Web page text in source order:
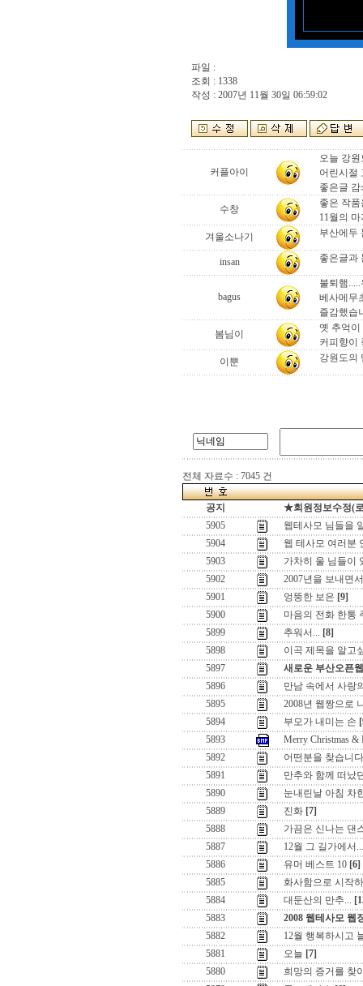
파일 :
조회 : 1338
작성 : 2007년 11월 30일 06:59:02
커플아이
오늘 강
어린시절
좋은글 감
수창
좋은 작
11월의
겨울소나기
부산에두
insan 좋은글과
bagus
불퇴햄
베사메무
즐감했습
봄님이
옛 추억이
커피향이
이뿐
강원도의
전체 자료수 : 7045 건
공지
★회원정보수정(
5905
웹테사모 님들을
5904
웹 테사모 여러분
5903
가차히 울 님들이
5902
2007년을 보내면
5901
엉뚱한 보은 [9]
5900
마음의 전화 한통
5899
추워서... [8]
5898
이곡 제목을 알고
5897
새로운 부산오픈
5896
만남 속에서 사랑
5895
2008년 웹짱으로
5894
부모가 내미는 손
5893
Merry Christmas &
5892
어떤분을 찾습니다
5891
만추와 함께 떠났
5890
눈내린날 아침 차
5889
진화 [7]
5888
가끔은 신나는 댄
5887
12월 그 길가에서...
5886
유머 베스트 10 [6]
5885
화사함으로 시작
5884
대둔산의 만추...
5883
2008 웹테사모 웹
5882
12월 행복하시고
5881
오늘 [7]
5880
희망의 증거를 찾